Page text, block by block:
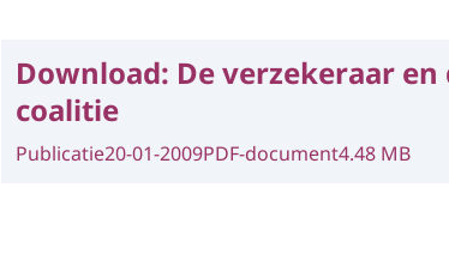
Download: De verzekeraar
coalitie
Publicatie20-01-2009PDF-document4.48 MB